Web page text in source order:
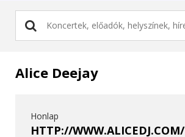
Alice Deejay
Honlap
HTTP://WWW.ALICEDJ.COM/